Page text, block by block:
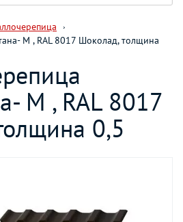
M , RAL 8017 Шоколад, толщина
M , RAL 8017
0,5